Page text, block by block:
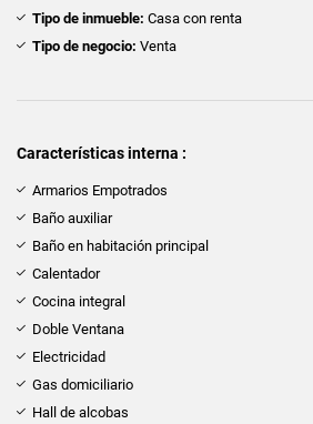
Tipo de inmueble: Casa con renta
Tipo de negocio: Venta
Características interna :
Armarios Empotrados
Baño auxiliar
Baño en habitación principal
Calentador
Cocina integral
Doble Ventana
Electricidad
Gas domiciliario
Hall de alcobas